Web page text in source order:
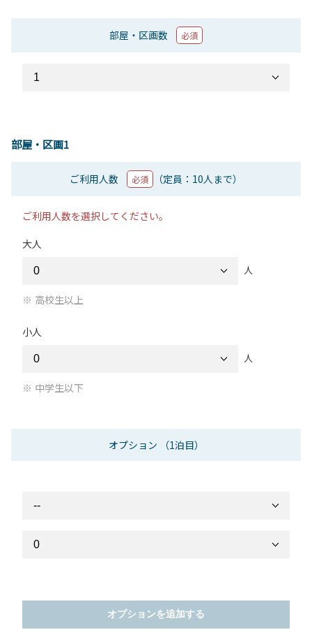
部屋・区画数 必須
部屋・区画1
ご利用人数 必須 （定員：10人まで）
ご利用人数を選択してください。
大人
人
高校生以上
小人
人
中学生以下
オプション （1泊目）
オプションを追加する